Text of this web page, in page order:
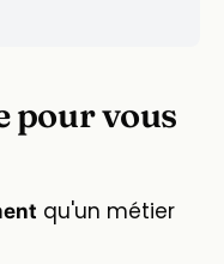
pour vous
qu'un métier